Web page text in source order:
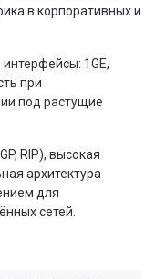
в корпоративных и
1GE,
при
под растущие
RIP), высокая
архитектура
для
сетей.